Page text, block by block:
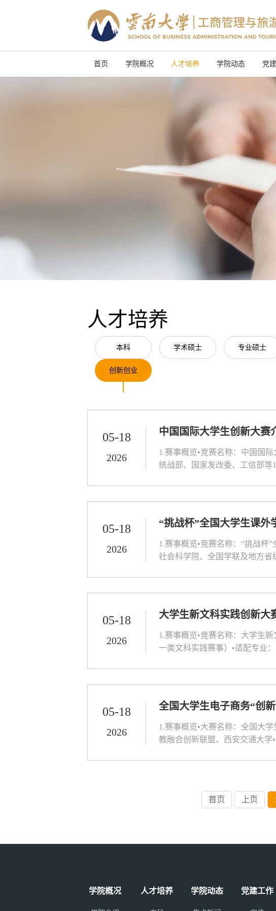
首页 学院概况 人才培养 学院动态 党
人才培养
本科 学术硕士 专业硕士
创新创业
05-18
2026
中国国际大学生创新大赛
1.赛事概览•竞赛名称：中国国
统战部、国家发改委、工信部等
05-18
2026
“挑战杯”全国大学生课外
1.赛事概览•竞赛名称：“挑战杯
社会科学院、全国学联及地方
05-18
2026
大学生新文科实践创新大
1.赛事概览•竞赛名称：大学生
一类文科实践赛事）•适配专业
05-18
2026
全国大学生电子商务“创
1.赛事概览•大赛名称：全国大
教融合创新联盟、西安交通大学
首页 上页
学院概况 人才培养 学院动态 党建工作